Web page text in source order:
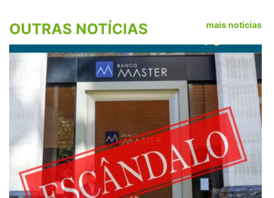
OUTRAS NOTÍCIAS mais noticias